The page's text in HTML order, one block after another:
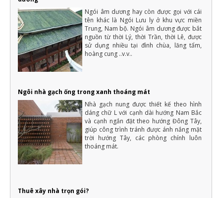
Hướng dẫn cách đọc bản vẽ xây dựng chi tiết, dễ hiểu nhất
Cách đọc bản vẽ xây dựng đối với các KTS, Kỹ sư là một việc bình
thường, nhưng với những người ngoài ngành chưa từng tiếp xúc
là điều rất khó khăn
20 loại cây trồng trong nhà không cần ánh sáng dễ chăm sóc
Cây xanh rất cần ánh sáng cho sự sinh trưởng và phát triển. Tuy
vậy, vẫn có một số loại cây trồng không cần nhiều ánh sáng...
Lợp ngói - Xu hướng kiểu mái lợp theo từng phong cách
vùng miền, yêu cầu thiết kế nhà và thẩm mỹ của nhà ở còn ảnh
hưởng từ nhiều yếu tố khác trong đó có phong cách của gia chủ
16 cách tiết kiệm tiền để xây nhà hiệu quả và thông minh nhất
Một ngôi nhà là mơ ước của rất nhiều người, với mỗi người dân
Việt Nam thì việc xây dựng nhà ở là vấn đề quan trọng của cả
một đời người.
Những điều cần biết khi xây nhà mới mà gia chủ cần phải nắm rõ
Xây nhà là việc trong đại của cả một đời người nên luôn cần có
sự chuẩn bị kỹ càng, không thể nào làm qua loa
Ngói âm dương hay còn được gọi với cái
tên khác là Ngói Lưu ly ở khu vực miền
Trung, Nam bộ. Ngói âm dương được bắt
nguồn từ thời Lý, thời Trần, thời Lê, được
sử dụng nhiều tại đình chùa, lăng tẩm,
hoàng cung ..v.v..
Ngôi nhà gạch ống trong xanh thoáng mát
Nhà gạch nung được thiết kế theo hình
dáng chữ L với cạnh dài hướng Nam Bắc
và cạnh ngắn đặt theo hướng Đông Tây,
giúp công trình tránh được ánh nắng mặt
trời hướng Tây, các phòng chính luôn
thoáng mát.
Thuê xây nhà trọn gói?